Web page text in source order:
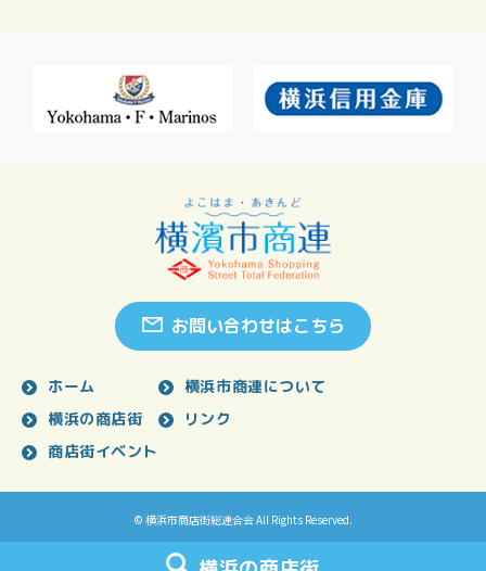
お問い合わせはこちら
ホーム
横浜の商店街
商店街イベント
横浜市商連について
リンク
© 横浜市商店街総連合会 All Rights Reserved.